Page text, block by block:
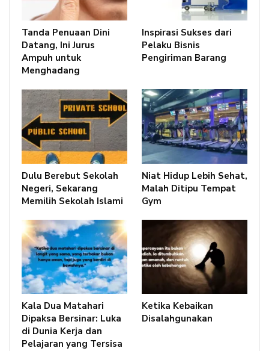
Tanda Penuaan Dini
Datang, Ini Jurus
Ampuh untuk
Menghadang
Inspirasi Sukses dari
Pelaku Bisnis
Pengiriman Barang
Dulu Berebut Sekolah
Negeri, Sekarang
Memilih Sekolah Islami
Niat Hidup Lebih Sehat,
Malah Ditipu Tempat
Gym
Kala Dua Matahari
Dipaksa Bersinar: Luka
di Dunia Kerja dan
Pelajaran yang Tersisa
Ketika Kebaikan
Disalahgunakan